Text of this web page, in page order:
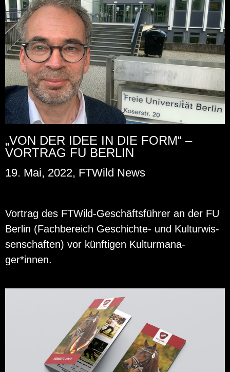
„VON DER IDEE IN DIE FORM“ –
VORTRAG FU BERLIN
19. Mai, 2022, FTWild News
Vor­trag des FT­Wild-Ge­schäfts­füh­rer an der FU
Ber­lin (Fach­be­reich Ge­schich­te- und Kul­tur­wis­
sen­schaf­ten) vor künf­ti­gen Kul­tur­ma­na­
ger*innen.